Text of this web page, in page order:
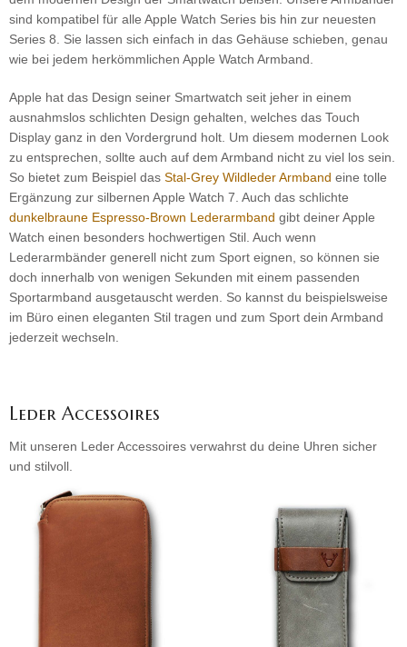
sind kompatibel für alle Apple Watch Series bis hin zur neuesten
Series 8. Sie lassen sich einfach in das Gehäuse schieben, genau
wie bei jedem herkömmlichen Apple Watch Armband.
Apple hat das Design seiner Smartwatch seit jeher in einem
ausnahmslos schlichten Design gehalten, welches das Touch
Display ganz in den Vordergrund holt. Um diesem modernen Look
zu entsprechen, sollte auch auf dem Armband nicht zu viel los sein.
So bietet zum Beispiel das Stal-Grey Wildleder Armband eine tolle
Ergänzung zur silbernen Apple Watch 7. Auch das schlichte
dunkelbraune Espresso-Brown Lederarmband gibt deiner Apple
Watch einen besonders hochwertigen Stil. Auch wenn
Lederarmbänder generell nicht zum Sport eignen, so können sie
doch innerhalb von wenigen Sekunden mit einem passenden
Sportarmband ausgetauscht werden. So kannst du beispielsweise
im Büro einen eleganten Stil tragen und zum Sport dein Armband
jederzeit wechseln.
Leder Accessoires
Mit unseren Leder Accessoires verwahrst du deine Uhren sicher
und stilvoll.